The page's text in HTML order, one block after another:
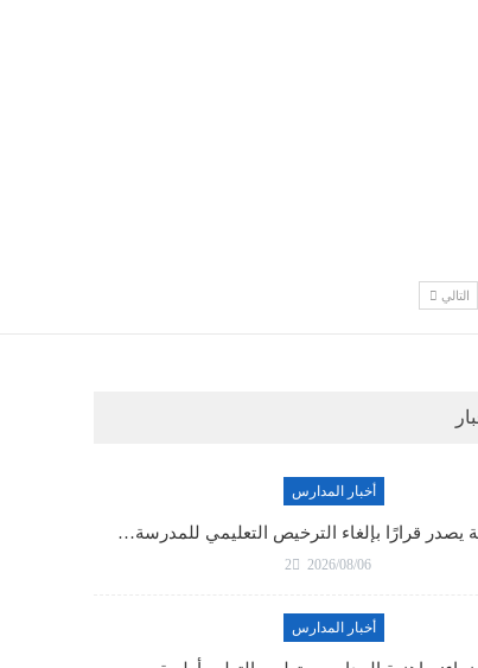
التالي
أخبار المدارس
يصدر قرارًا بإلغاء الترخيص التعليمي للمدرسة…
2026/08/06
2
أخبار المدارس